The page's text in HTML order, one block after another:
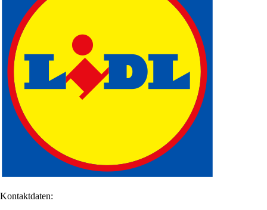
Kontaktdaten: